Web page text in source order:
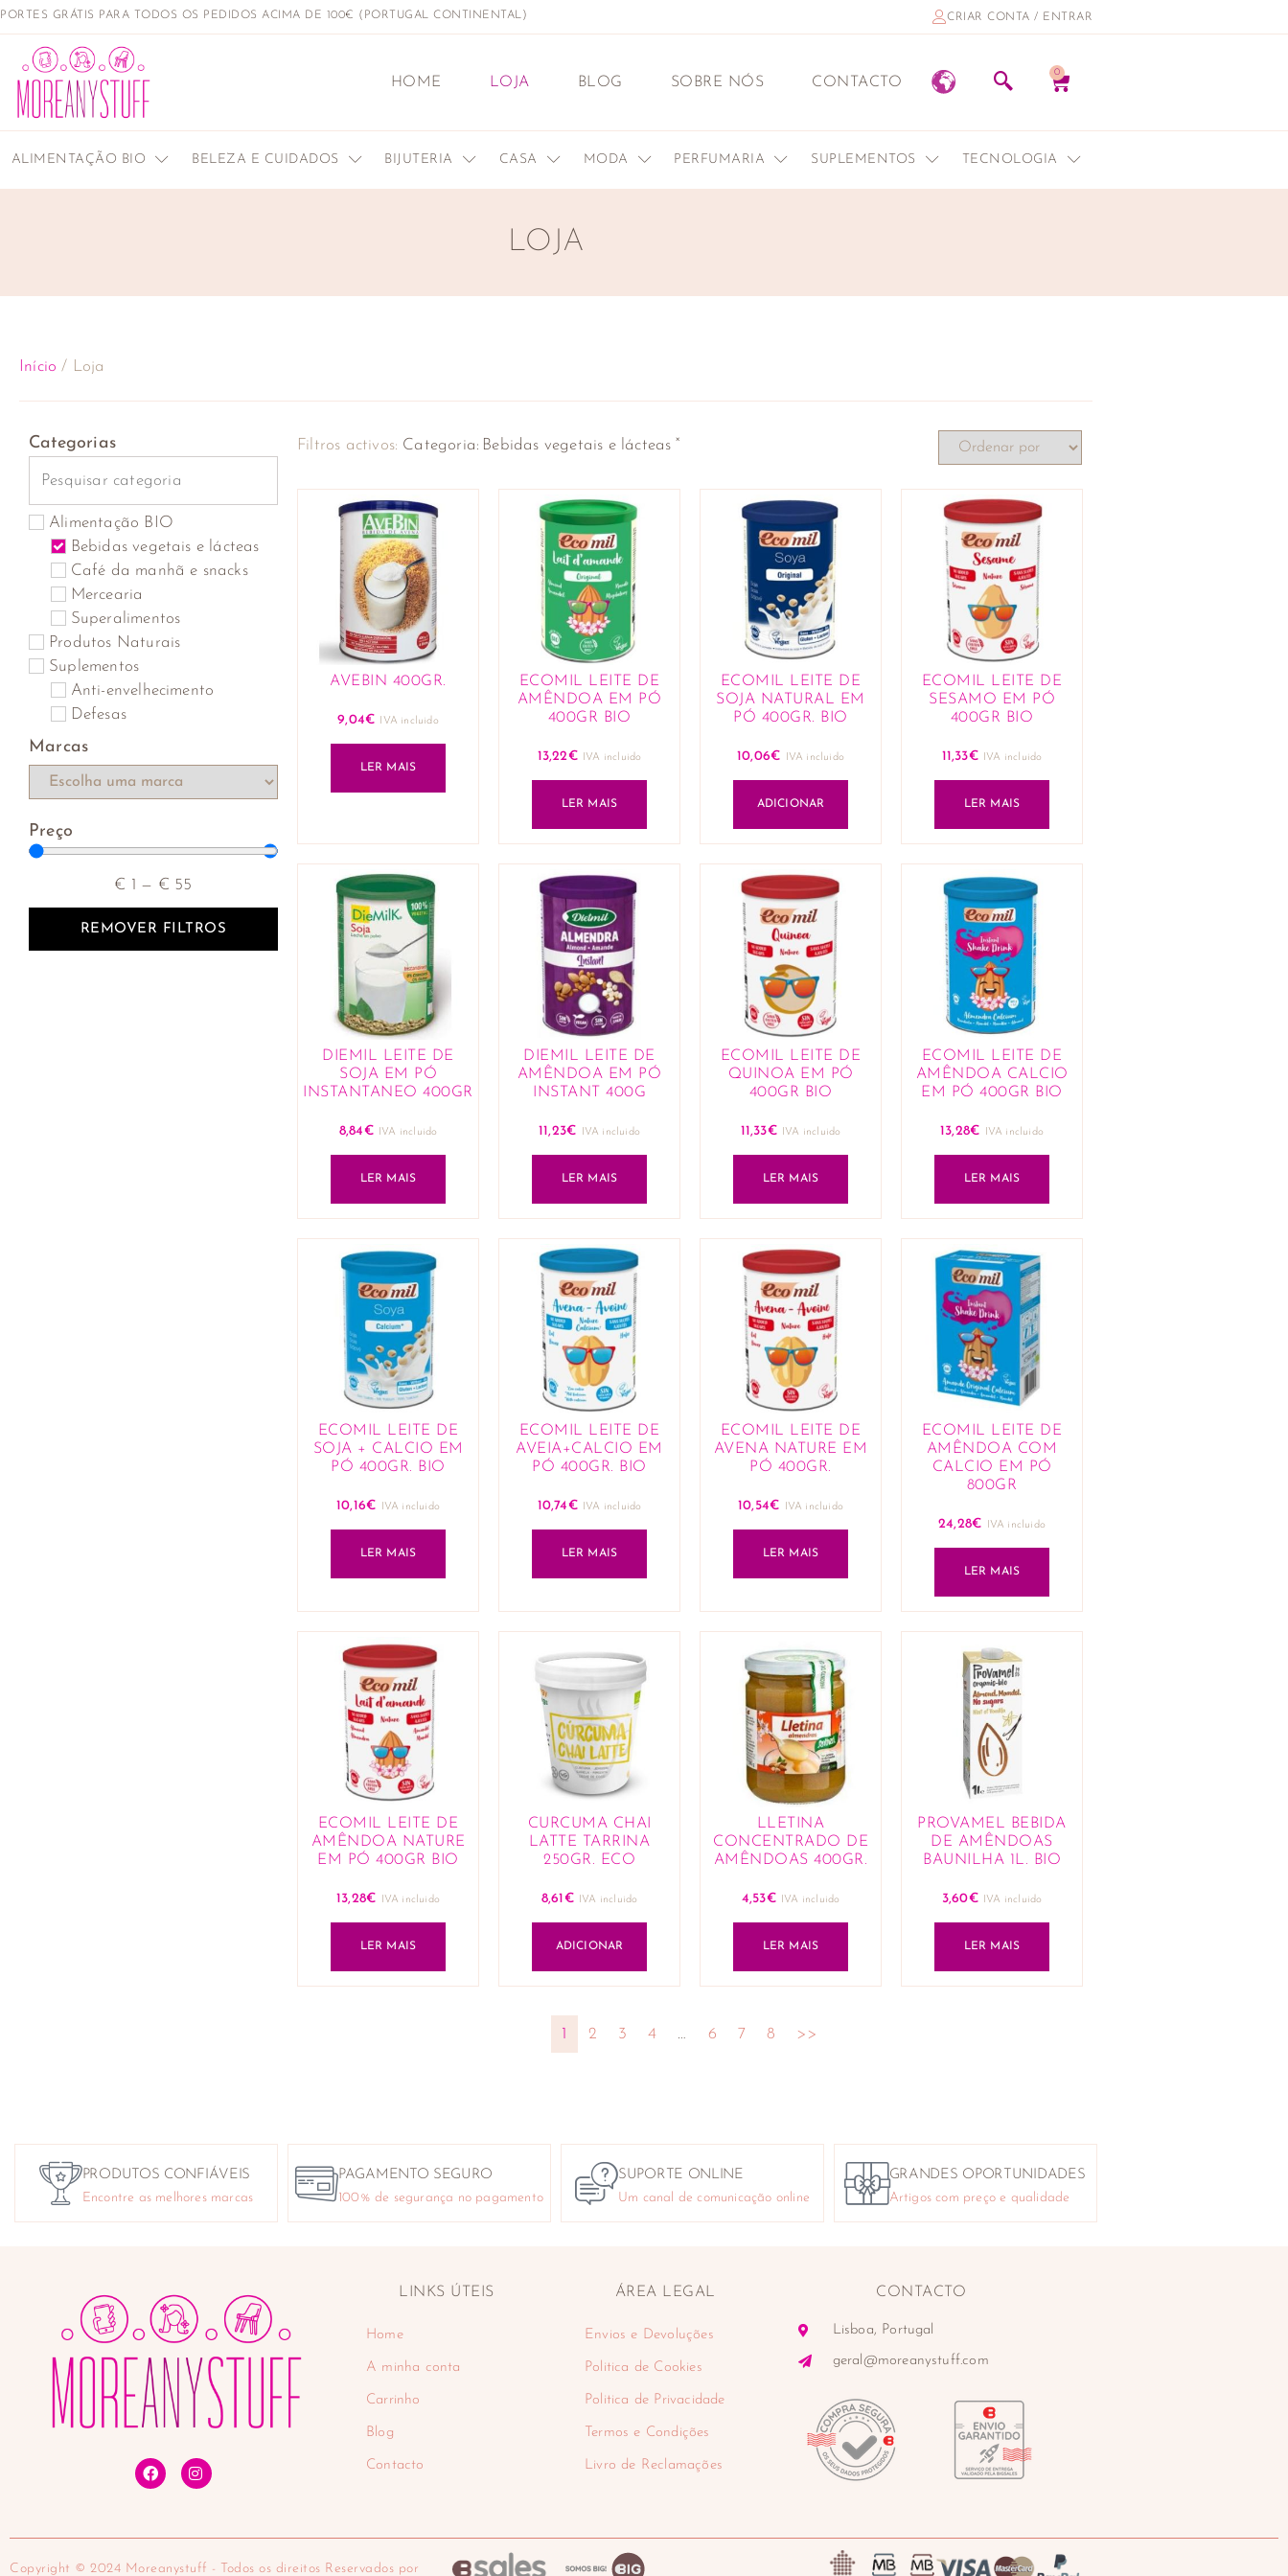
PORTES GRÁTIS PARA TODOS OS PEDIDOS ACIMA DE 100€ (PORTUGAL CONTINENTAL) CRIAR CONTA / ENTRAR
HOME LOJA BLOG SOBRE NÓS CONTACTO
0
ALIMENTAÇÃO BIO BELEZA E CUIDADOS BIJUTERIA CASA MODA PERFUMARIA SUPLEMENTOS TECNOLOGIA
LOJA
Início / Loja
Categorias
Alimentação BIO
Bebidas vegetais e lácteas
Café da manhã e snacks
Mercearia
Superalimentos
Produtos Naturais
Suplementos
Anti-envelhecimento
Defesas
Marcas
Preço
€ 1 — € 55
REMOVER FILTROS
Filtros activos: Categoria: Bebidas vegetais e lácteas ×
AVEBIN 400GR.
9,04€ IVA incluido
LER MAIS
ECOMIL LEITE DE
AMÊNDOA EM PÓ
400GR BIO
13,22€ IVA incluido
LER MAIS
ECOMIL LEITE DE
SOJA NATURAL EM
PÓ 400GR. BIO
10,06€ IVA incluido
ADICIONAR
ECOMIL LEITE DE
SESAMO EM PÓ
400GR BIO
11,33€ IVA incluido
LER MAIS
DIEMIL LEITE DE
SOJA EM PÓ
INSTANTANEO 400GR
8,84€ IVA incluido
LER MAIS
DIEMIL LEITE DE
AMÊNDOA EM PÓ
INSTANT 400G
11,23€ IVA incluido
LER MAIS
ECOMIL LEITE DE
QUINOA EM PÓ
400GR BIO
11,33€ IVA incluido
LER MAIS
ECOMIL LEITE DE
AMÊNDOA CALCIO
EM PÓ 400GR BIO
13,28€ IVA incluido
LER MAIS
ECOMIL LEITE DE
SOJA + CALCIO EM
PÓ 400GR. BIO
10,16€ IVA incluido
LER MAIS
ECOMIL LEITE DE
AVEIA+CALCIO EM
PÓ 400GR. BIO
10,74€ IVA incluido
LER MAIS
ECOMIL LEITE DE
AVENA NATURE EM
PÓ 400GR.
10,54€ IVA incluido
LER MAIS
ECOMIL LEITE DE
AMÊNDOA COM
CALCIO EM PÓ
800GR
24,28€ IVA incluido
LER MAIS
ECOMIL LEITE DE
AMÊNDOA NATURE
EM PÓ 400GR BIO
13,28€ IVA incluido
LER MAIS
CURCUMA CHAI
LATTE TARRINA
250GR. ECO
8,61€ IVA incluido
ADICIONAR
LLETINA
CONCENTRADO DE
AMÊNDOAS 400GR.
4,53€ IVA incluido
LER MAIS
PROVAMEL BEBIDA
DE AMÊNDOAS
BAUNILHA 1L. BIO
3,60€ IVA incluido
LER MAIS
1 2 3 4 … 6 7 8 >>
PRODUTOS CONFIÁVEIS
Encontre as melhores marcas
PAGAMENTO SEGURO
100% de segurança no pagamento
SUPORTE ONLINE
Um canal de comunicação online
GRANDES OPORTUNIDADES
Artigos com preço e qualidade
LINKS ÚTEIS
Home
A minha conta
Carrinho
Blog
Contacto
ÁREA LEGAL
Envios e Devoluções
Politica de Cookies
Politica de Privacidade
Termos e Condições
Livro de Reclamações
CONTACTO
Lisboa, Portugal
geral@moreanystuff.com
Copyright © 2024 Moreanystuff - Todos os direitos Reservados por